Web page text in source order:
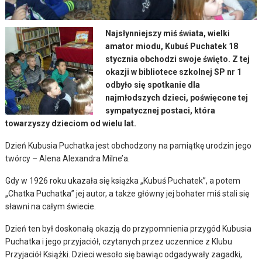
Najsłynniejszy miś świata, wielki
amator miodu, Kubuś Puchatek 18
stycznia obchodzi swoje święto. Z tej
okazji w bibliotece szkolnej SP nr 1
odbyło się spotkanie dla
najmłodszych dzieci, poświęcone tej
sympatycznej postaci, która
towarzyszy dzieciom od wielu lat.
Dzień Kubusia Puchatka jest obchodzony na pamiątkę urodzin jego
twórcy – Alena Alexandra Milne’a.
Gdy w 1926 roku ukazała się książka „Kubuś Puchatek”, a potem
„Chatka Puchatka” jej autor, a także główny jej bohater miś stali się
sławni na całym świecie.
Dzień ten był doskonałą okazją do przypomnienia przygód Kubusia
Puchatka i jego przyjaciół, czytanych przez uczennice z Klubu
Przyjaciół Książki. Dzieci wesoło się bawiąc odgadywały zagadki,